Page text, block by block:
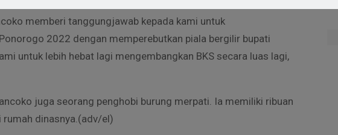
memberi tanggungjawab kepada kami untuk
2022 dengan memperebutkan piala bergilir bupati
untuk lebih hebat lagi mengembangkan BKS secara luas lagi,
juga seorang penghobi burung merpati. Ia memiliki ribuan
dinasnya.(adv/el)